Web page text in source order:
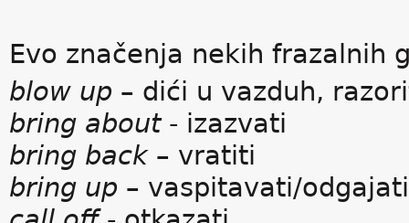
Evo značenja nekih frazalnih
blow up – dići u vazduh,
bring about- izazvati
bring back– vratiti
bring up – vaspitavati/